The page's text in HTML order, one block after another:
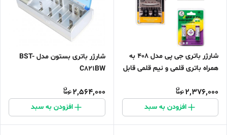
شارژر باتری جی پی مدل 408 به
همراه باتری قلمی و نیم قلمی قابل
2,376,000
افزودن به سبد
شارژر باتری بستون مدل BST-
C821BW
2,564,000
افزودن به سبد